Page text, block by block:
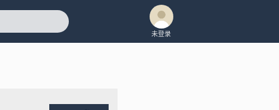
未登录